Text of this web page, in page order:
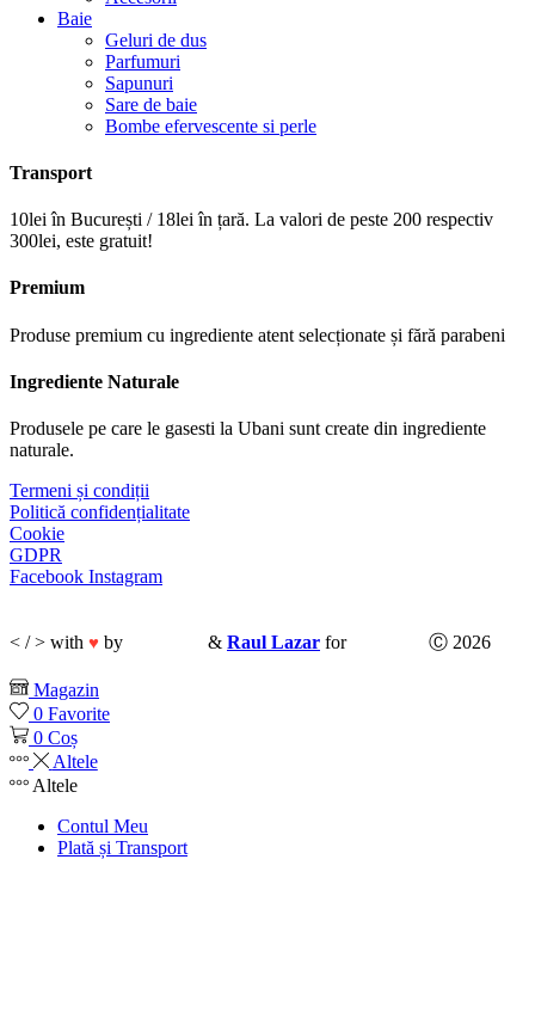
Baie
Geluri de dus
Parfumuri
Sapunuri
Sare de baie
Bombe efervescente si perle
Transport
10lei în București / 18lei în țară. La valori de peste 200 respectiv
300lei, este gratuit!
Premium
Produse premium cu ingrediente atent selecționate și fără parabeni
Ingrediente Naturale
Produsele pe care le gasesti la Ubani sunt create din ingrediente
naturale.​
Termeni și condiții
Politică confidențialitate
Cookie
GDPR
Facebook Instagram
< / > with ♥ by & Raul Lazar for Ⓒ 2026
Magazin
0 Favorite
0 Coș
Altele
Altele
Contul Meu
Plată și Transport